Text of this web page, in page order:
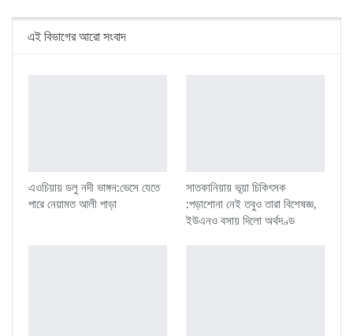
এই বিভাগের আরো সংবাদ
এওচিয়ায় ডলু নদী ভাঙ্গন:ভেসে যেতে
পারে নেয়ামত আলী পাড়া
সাতকানিয়ায় ভূয়া চিকিৎসক
:পড়াশোনা নেই তবুও তারা বিশেষজ্ঞ,
ইউএনও বসায় দিলো অর্থদণ্ড